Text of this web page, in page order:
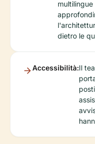
dietro le
Accessibilità:Il